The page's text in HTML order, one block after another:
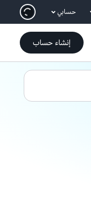
انتقل إلى المحتوى الرئيسي
حسابي
إنشاء حساب